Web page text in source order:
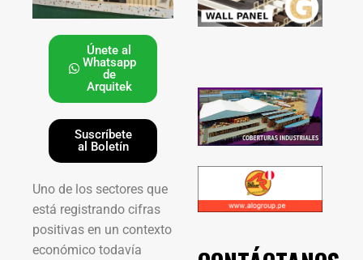
Únete al
Whatsapp
de
Arquitek
Suscríbete
al Boletín
Uno de los sectores que
está registrando cifras
positivas en un contexto
económico todavía